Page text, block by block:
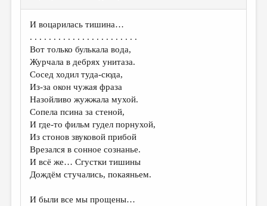
ЛИТСАЛОН
НОВОСТИ
ПРАВИЛА САЙТА
ОТДЕЛЫ И РУБРИКИ
ИЗБРАННОЕ
ДАЙДЖЕСТ
ПРОИЗВЕДЕНИЯ
ПЕРЕВОДЫ
КОНКУРСЫ
ДЕТСКАЯ КОМНАТА
И воцарилась тишина…
. . . . . . . . . . . . . . . . . . . . . . .
Вот только булькала вода,
Журчала в дебрях унитаза.
Сосед ходил туда-сюда,
Из-за окон чужая фраза
Назойливо жужжала мухой.
Сопела псина за стеной,
И где-то фильм гудел порнухой,
Из стонов звуковой прибой
Врезался в сонное сознанье.
И всё же… Сгустки тишины
Дождём стучались, покаяньем.
И были все мы прощены…